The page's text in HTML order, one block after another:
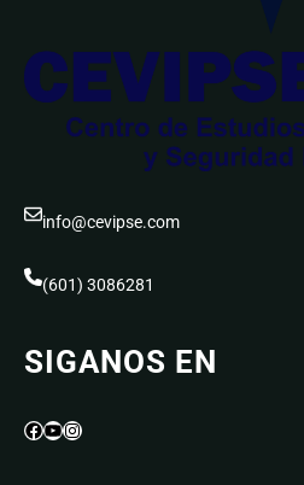
info@cevipse.com
(601) 3086281
SIGANOS EN
Facebook YouTube Instagram